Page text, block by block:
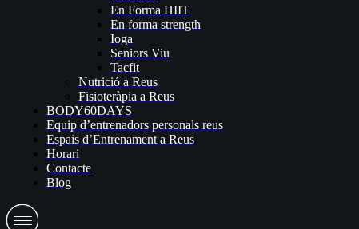
En Forma HIIT
En forma strength
Ioga
Seniors Viu
Tacfit
Nutrició a Reus
Fisioteràpia a Reus
BODY60DAYS
Equip d’entrenadors personals reus
Espais d’Entrenament a Reus
Horari
Contacte
Blog